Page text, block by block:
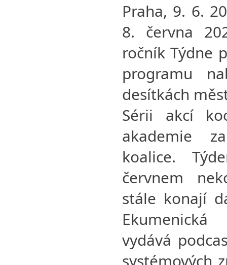
Praha, 9. 6.
8. června
ročník Týdne
programu
desítkách
Sérii akcí
akademie
koalice.
červnem
stále konají
vydává